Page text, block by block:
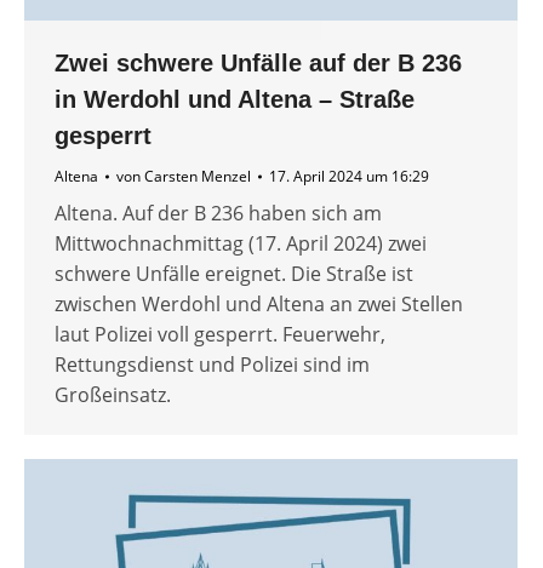
Zwei schwere Unfälle auf der B 236
in Werdohl und Altena – Straße
gesperrt
Altena vonCarsten Menzel 17. April 2024 um 16:29
Altena. Auf der B 236 haben sich am
Mittwochnachmittag (17. April 2024) zwei
schwere Unfälle ereignet. Die Straße ist
zwischen Werdohl und Altena an zwei Stellen
laut Polizei voll gesperrt. Feuerwehr,
Rettungsdienst und Polizei sind im
Großeinsatz.